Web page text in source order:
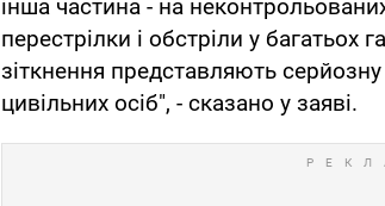
інша частина - на
перестрілки і обстріли у багатьох
зіткнення представляють
цивільних осіб", - сказано у заяві.